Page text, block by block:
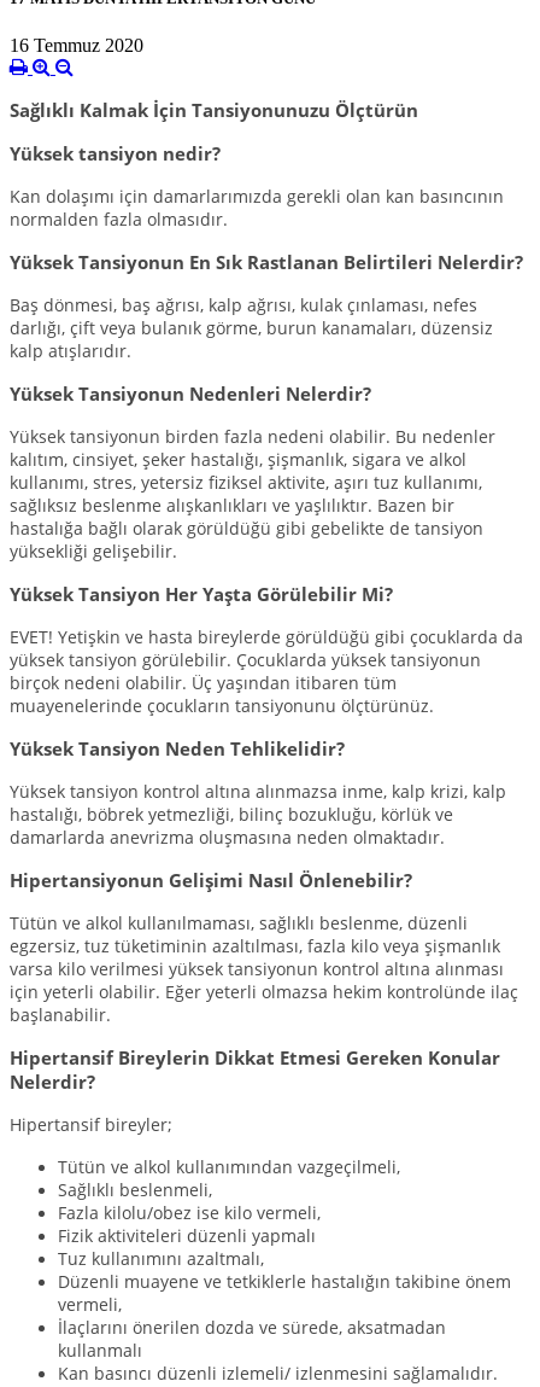
16 Temmuz 2020
Sağlıklı Kalmak İçin Tansiyonunuzu Ölçtürün
Yüksek tansiyon nedir?
Kan dolaşımı için damarlarımızda gerekli olan kan basıncının
normalden fazla olmasıdır.
Yüksek Tansiyonun En Sık Rastlanan Belirtileri Nelerdir?
Baş dönmesi, baş ağrısı, kalp ağrısı, kulak çınlaması, nefes
darlığı, çift veya bulanık görme, burun kanamaları, düzensiz
kalp atışlarıdır.
Yüksek Tansiyonun Nedenleri Nelerdir?
Yüksek tansiyonun birden fazla nedeni olabilir. Bu nedenler
kalıtım, cinsiyet, şeker hastalığı, şişmanlık, sigara ve alkol
kullanımı, stres, yetersiz fiziksel aktivite, aşırı tuz kullanımı,
sağlıksız beslenme alışkanlıkları ve yaşlılıktır. Bazen bir
hastalığa bağlı olarak görüldüğü gibi gebelikte de tansiyon
yüksekliği gelişebilir.
Yüksek Tansiyon Her Yaşta Görülebilir Mi?
EVET! Yetişkin ve hasta bireylerde görüldüğü gibi çocuklarda da
yüksek tansiyon görülebilir. Çocuklarda yüksek tansiyonun
birçok nedeni olabilir. Üç yaşından itibaren tüm
muayenelerinde çocukların tansiyonunu ölçtürünüz.
Yüksek Tansiyon Neden Tehlikelidir?
Yüksek tansiyon kontrol altına alınmazsa inme, kalp krizi, kalp
hastalığı, böbrek yetmezliği, bilinç bozukluğu, körlük ve
damarlarda anevrizma oluşmasına neden olmaktadır.
Hipertansiyonun Gelişimi Nasıl Önlenebilir?
Tütün ve alkol kullanılmaması, sağlıklı beslenme, düzenli
egzersiz, tuz tüketiminin azaltılması, fazla kilo veya şişmanlık
varsa kilo verilmesi yüksek tansiyonun kontrol altına alınması
için yeterli olabilir. Eğer yeterli olmazsa hekim kontrolünde ilaç
başlanabilir.
Hipertansif Bireylerin Dikkat Etmesi Gereken Konular
Nelerdir?
Hipertansif bireyler;
Tütün ve alkol kullanımından vazgeçilmeli,
Sağlıklı beslenmeli,
Fazla kilolu/obez ise kilo vermeli,
Fizik aktiviteleri düzenli yapmalı
Tuz kullanımını azaltmalı,
Düzenli muayene ve tetkiklerle hastalığın takibine önem
vermeli,
İlaçlarını önerilen dozda ve sürede, aksatmadan
kullanmalı
Kan basıncı düzenli izlemeli/ izlenmesini sağlamalıdır.